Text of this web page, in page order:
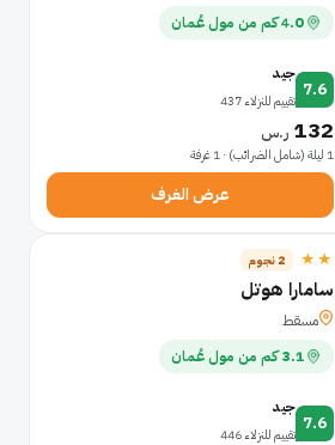
4.0 كم من مول عُمان
7.6
جيد
تقييم للنزلاء 437
132 ر.س
1 ليلة (شامل الضرائب) · 1 غرفة
عرض الغرف
★★ 2 نجوم
سامارا هوتل
مسقط
3.1 كم من مول عُمان
7.6
جيد
تقييم للنزلاء 446